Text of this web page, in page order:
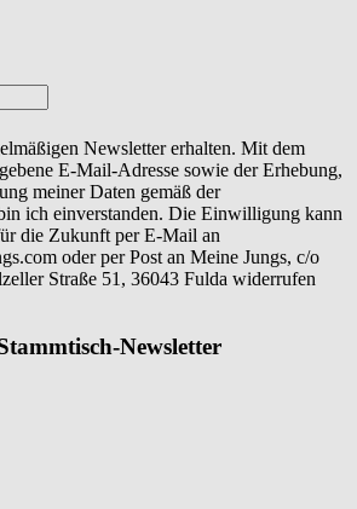
Newsletter erhalten. Mit dem
E-Mail-Adresse sowie der Erhebung,
meiner Daten gemäß der
ich einverstanden. Die Einwilligung kann
die Zukunft per E-Mail an
oder per Post an Meine Jungs, c/o
Straße 51, 36043 Fulda widerrufen
Newsletter